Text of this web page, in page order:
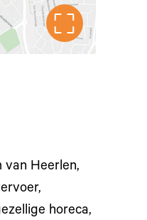
Heerlen,
horeca,